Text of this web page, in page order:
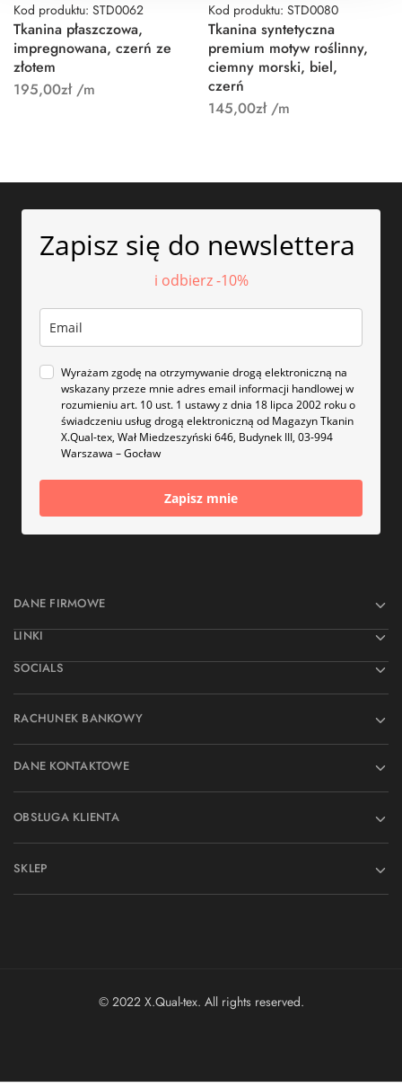
Kod produktu: STD0062
Tkanina płaszczowa,
impregnowana, czerń ze
złotem
195,00zł/m
Kod produktu: STD0080
Tkanina syntetyczna
premium motyw roślinny,
ciemny morski, biel,
czerń
145,00zł/m
Zapisz się do newslettera
i odbierz -10%
Wyrażam zgodę na otrzymywanie drogą elektroniczną na
wskazany przeze mnie adres email informacji handlowej w
rozumieniu art. 10 ust. 1 ustawy z dnia 18 lipca 2002 roku o
świadczeniu usług drogą elektroniczną od Magazyn Tkanin
X.Qual-tex, Wał Miedzeszyński 646, Budynek III, 03-994
Warszawa – Gocław
Zapisz mnie
DANE FIRMOWE
LINKI
SOCIALS
RACHUNEK BANKOWY
DANE KONTAKTOWE
OBSŁUGA KLIENTA
SKLEP
© 2022 X.Qual-tex. All rights reserved.